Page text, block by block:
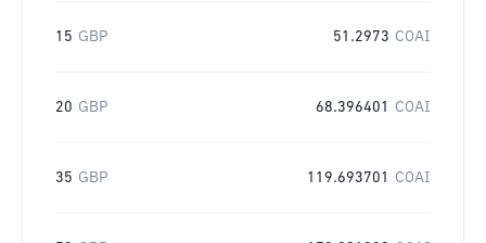
15 GBP 51.2973 COAI
20 GBP 68.396401 COAI
35 GBP 119.693701 COAI